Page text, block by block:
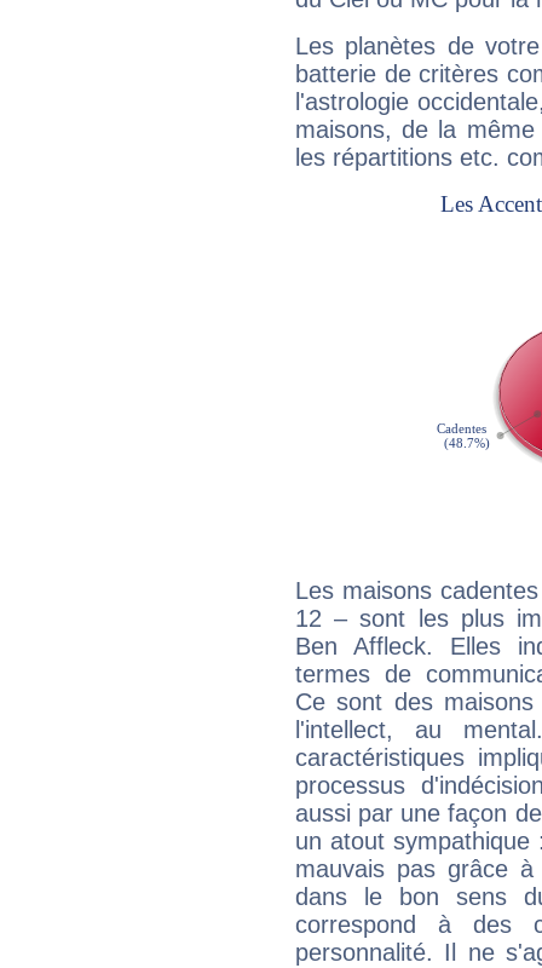
Les planètes de
batterie de critères
l'astrologie
maisons, de la
les répartitions etc.
Les maisons
12 – sont les plus
Ben Affleck. Elles
termes de
Ce sont des
l'intellect, au
caractéristiques
processus
aussi par une façon
un atout
mauvais pas grâce
dans le bon sens
correspond à des
personnalité. Il ne